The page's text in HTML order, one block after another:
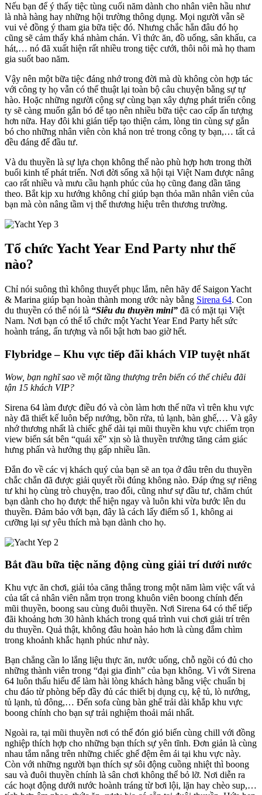
Nếu bạn để ý thấy tiệc tùng cuối năm dành cho nhân viên hầu như
là nhà hàng hay những hội trường thông dụng. Mọi người vẫn sẽ
vui vẻ đồng ý tham gia bữa tiệc đó. Nhưng chắc hẳn đâu đó họ
cũng sẽ cảm thấy khá nhàm chán. Vì thức ăn, đồ uống, sân khấu, ca
hát,… nó đã xuất hiện rất nhiều trong tiệc cưới, thôi nôi mà họ tham
gia suốt bao năm.
Vậy nên một bữa tiệc đáng nhớ trong đời mà dù không còn hợp tác
với công ty họ vẫn có thể thuật lại toàn bộ câu chuyện bằng sự tự
hào. Hoặc những người cộng sự cùng bạn xây dựng phát triển công
ty sẽ càng muốn gắn bó để tạo nên nhiều bữa tiệc cao cấp ấn tượng
hơn nữa. Hay đôi khi gián tiếp tạo thiện cảm, lòng tin cùng sự gắn
bó cho những nhân viên còn khá non trẻ trong công ty bạn,… tất cả
đều đáng để đầu tư.
Và du thuyền là sự lựa chọn không thể nào phù hợp hơn trong thời
buổi kinh tế phát triển. Nơi đời sống xã hội tại Việt Nam được nâng
cao rất nhiều và mưu cầu hạnh phúc của họ cũng đang dần tăng
theo. Bắt kịp xu hướng không chỉ giúp bạn thỏa mãn nhân viên của
bạn mà còn nâng tầm vị thế thương hiệu trên thương trường.
Tổ chức Yacht Year End Party như thế
nào?
Chỉ nói suông thì không thuyết phục lắm, nên hãy để Saigon Yacht
& Marina giúp bạn hoàn thành mong ước này bằng Sirena 64. Con
du thuyền có thể nói là “Siêu du thuyền mini” đã có mặt tại Việt
Nam. Nơi bạn có thể tổ chức một Yacht Year End Party hết sức
hoành tráng, ấn tượng và nổi bật hơn bao giờ hết.
Flybridge – Khu vực tiếp đãi khách VIP tuyệt nhất
Wow, bạn nghĩ sao về một tầng thượng trên biển có thể chiêu đãi
tận 15 khách VIP?
Sirena 64 làm được điều đó và còn làm hơn thế nữa vì trên khu vực
này đã thiết kế luôn bếp nướng, bồn rửa, tủ lạnh, bàn ghế,… Và gây
nhớ thương nhất là chiếc ghế dài tại mũi thuyền khu vực chiếm trọn
view biển sát bên “quái xế” xịn sò là thuyền trưởng tăng cảm giác
hưng phấn và hưởng thụ gấp nhiều lần.
Đắn đo về các vị khách quý của bạn sẽ an tọa ở đâu trên du thuyền
chắc chắn đã được giải quyết rồi đúng không nào. Đáp ứng sự riêng
tư khi họ cùng trò chuyện, trao đổi, cũng như sự đầu tư, chăm chút
bạn dành cho họ được thể hiện ngay và luôn khi vừa bước lên du
thuyền. Đảm bảo với bạn, đây là cách lấy điểm số 1, không ai
cưỡng lại sự yêu thích mà bạn dành cho họ.
Bắt đầu bữa tiệc năng động cùng giải trí dưới nước
Khu vực ăn chơi, giải tỏa căng thẳng trong một năm làm việc vất vả
của tất cả nhân viên nằm trọn trong khuôn viên boong chính đến
mũi thuyền, boong sau cùng đuôi thuyền. Nơi Sirena 64 có thể tiếp
đãi khoảng hơn 30 hành khách trong quá trình vui chơi giải trí trên
du thuyền. Quả thật, không đâu hoàn hảo hơn là cùng đắm chìm
trong khoảnh khắc hạnh phúc như này.
Bạn chẳng cần lo lắng liệu thực ăn, nước uống, chỗ ngồi có đủ cho
những thành viên trong “đại gia đình” của bạn không. Vì với Sirena
64 luôn thấu hiểu để làm hài lòng khách hàng bằng việc chuẩn bị
chu đáo từ phòng bếp đầy đủ các thiết bị dụng cụ, kệ tủ, lò nướng,
tủ lạnh, tủ đông,… Đến sofa cùng bàn ghế trải dài khắp khu vực
boong chính cho bạn sự trải nghiệm thoải mái nhất.
Ngoài ra, tại mũi thuyền nơi có thể đón gió biển cùng chill với đồng
nghiệp thích hợp cho những bạn thích sự yên tĩnh. Đơn giản là cùng
nhau tắm nắng trên những chiếc ghế đệm êm ái tại khu vực này.
Còn với những người bạn thích sự sôi động cuồng nhiệt thì boong
sau và đuôi thuyền chính là sân chơi không thể bỏ lỡ. Nơi diễn ra
các hoạt động dưới nước hoành tráng từ bơi lội, lặn hay chèo sup,…